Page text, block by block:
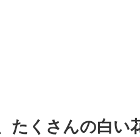
たくさんの白い